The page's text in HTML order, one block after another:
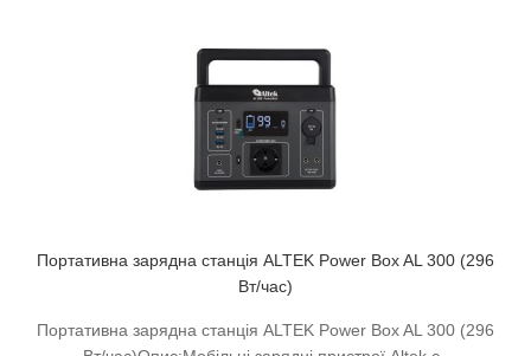
Портативна зарядна станція ALTEK Power Box AL 300 (296
Вт/час)
Портативна зарядна станція ALTEK Power Box AL 300 (296